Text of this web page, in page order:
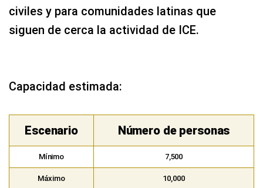
civiles y para comunidades latinas que
siguen de cerca la actividad de ICE.
Capacidad estimada:
Escenario Número de personas
Mínimo 7,500
Máximo 10,000